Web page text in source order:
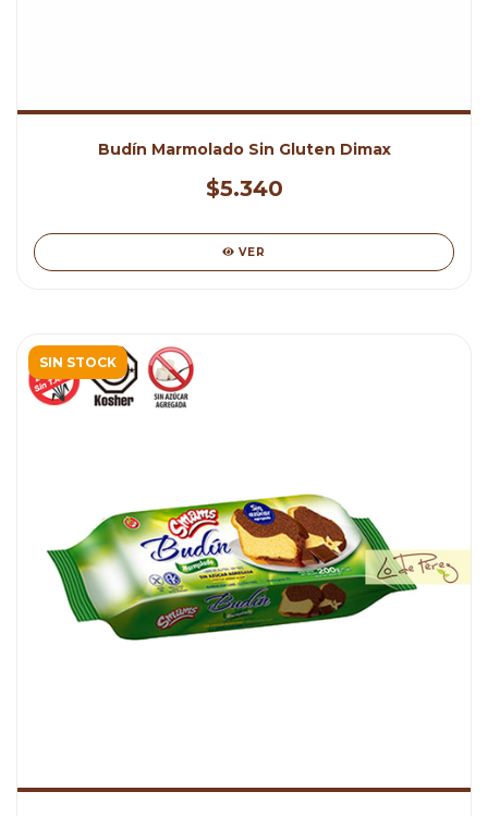
Budín Marmolado Sin Gluten Dimax
$5.340
VER
SIN STOCK